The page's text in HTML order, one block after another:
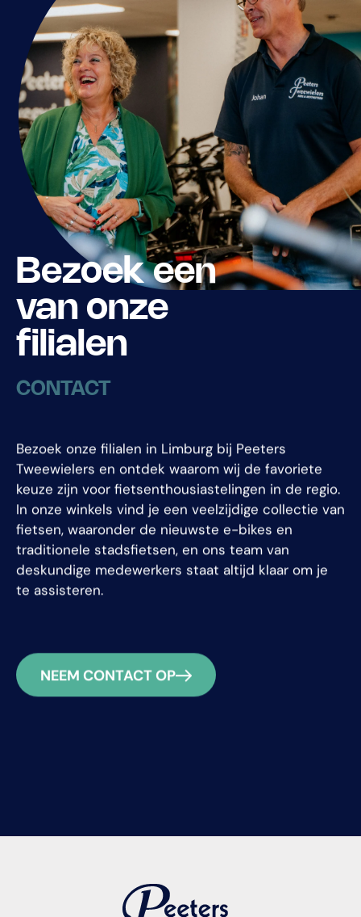
CONTACT
Bezoek een
van onze
filialen
Bezoek onze filialen in Limburg bij Peeters
Tweewielers en ontdek waarom wij de favoriete
keuze zijn voor fietsenthousiastelingen in de regio.
In onze winkels vind je een veelzijdige collectie van
fietsen, waaronder de nieuwste e-bikes en
traditionele stadsfietsen, en ons team van
deskundige medewerkers staat altijd klaar om je
te assisteren.
NEEM CONTACT OP